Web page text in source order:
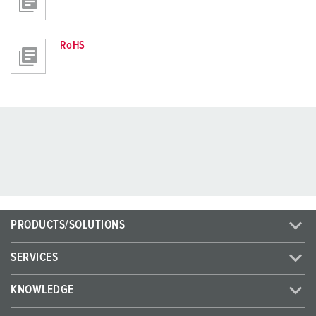
RoHS
PRODUCTS/SOLUTIONS
SERVICES
KNOWLEDGE